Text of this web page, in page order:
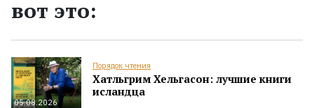
вот это:
05.08.2026
Порядок чтения
Хатльгрим Хельгасон: лучшие книги
исландца